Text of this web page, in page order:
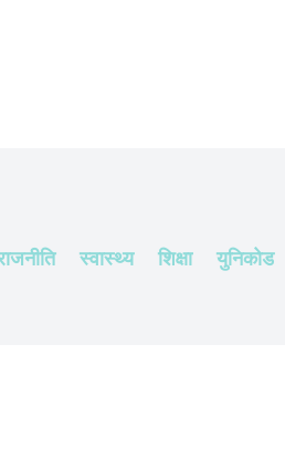
स्वास्थ्य शिक्षा युनिकोड